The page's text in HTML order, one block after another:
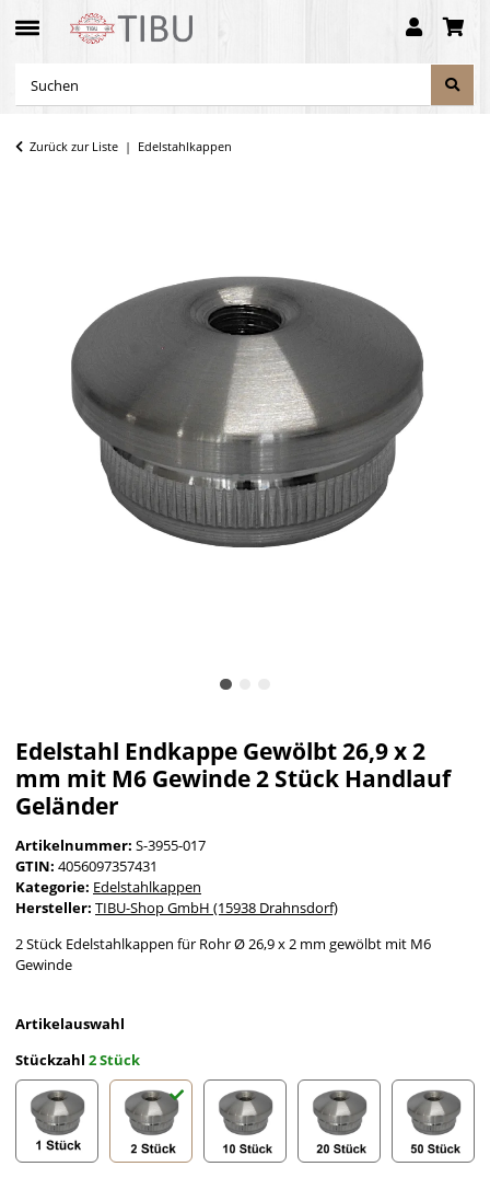
Zurück zur Liste Edelstahlkappen
Edelstahl Endkappe Gewölbt 26,9 x 2
mm mit M6 Gewinde 2 Stück Handlauf
Geländer
Artikelnummer: S-3955-017
GTIN: 4056097357431
Kategorie: Edelstahlkappen
Hersteller: TIBU-Shop GmbH (15938 Drahnsdorf)
2 Stück Edelstahlkappen für Rohr Ø 26,9 x 2 mm gewölbt mit M6
Gewinde
Artikelauswahl
Stückzahl 2 Stück